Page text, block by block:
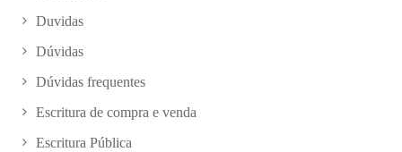
Duvidas
Dúvidas
Dúvidas frequentes
Escritura de compra e venda
Escritura Pública